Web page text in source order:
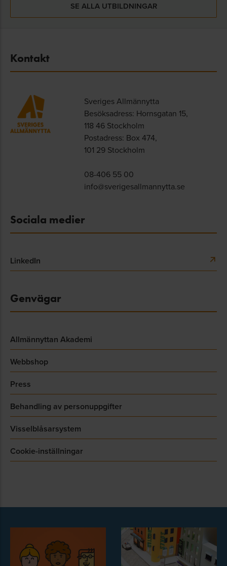
SE ALLA UTBILDNINGAR
Kontakt
Sveriges Allmännytta
Besöksadress: Hornsgatan 15,
118 46 Stockholm
Postadress: Box 474,
101 29 Stockholm
08-406 55 00
info@sverigesallmannytta.se
Sociala medier
LinkedIn
Genvägar
Allmännyttan Akademi
Webbshop
Press
Behandling av personuppgifter
Visselblåsarsystem
Cookie-inställningar